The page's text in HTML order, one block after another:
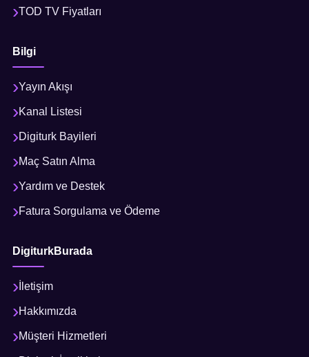
TOD TV Fiyatları
Bilgi
Yayın Akışı
Kanal Listesi
Digiturk Bayileri
Maç Satın Alma
Yardım ve Destek
Fatura Sorgulama ve Ödeme
DigiturkBurada
İletişim
Hakkımızda
Müşteri Hizmetleri